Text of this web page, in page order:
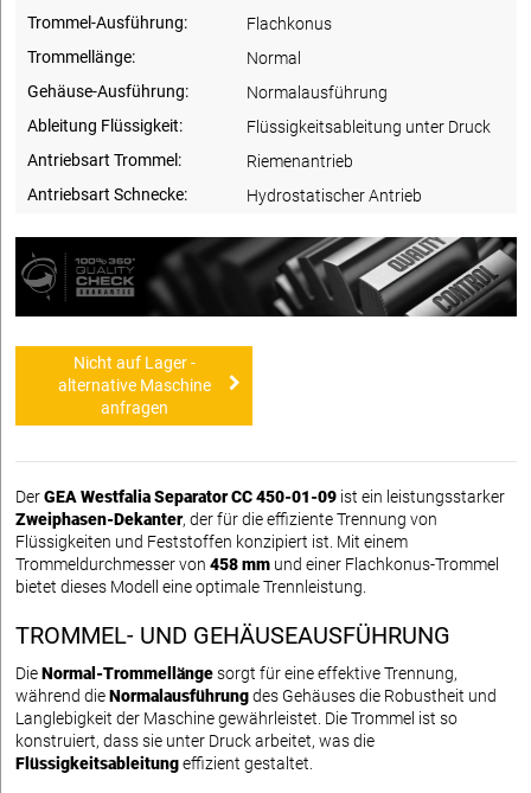
Trommel-Ausführung:
Flachkonus
Trommellänge:
Normal
Gehäuse-Ausführung:
Normalausführung
Ableitung Flüssigkeit:
Flüssigkeitsableitung unter Druck
Antriebsart Trommel:
Riemenantrieb
Antriebsart Schnecke:
Hydrostatischer Antrieb
Nicht auf Lager -
alternative Maschine
anfragen
DerGEA Westfalia Separator CC 450-01-09 ist ein leistungsstarker
Zweiphasen-Dekanter, der für die effiziente Trennung von
Flüssigkeiten und Feststoffen konzipiert ist. Mit einem
Trommeldurchmesser von 458 mm und einer Flachkonus-Trommel
bietet dieses Modell eine optimale Trennleistung.
TROMMEL- UND GEHÄUSEAUSFÜHRUNG
DieNormal-Trommellängesorgt für eine effektive Trennung,
während dieNormalausführungdes Gehäuses die Robustheit und
Langlebigkeit der Maschine gewährleistet. Die Trommel ist so
konstruiert, dass sie unter Druck arbeitet, was die
Flüssigkeitsableitungeffizient gestaltet.